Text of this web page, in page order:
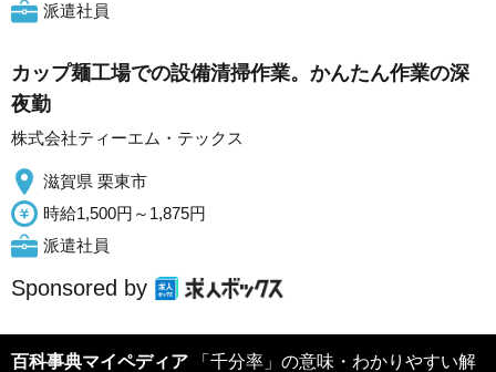
派遣社員
カップ麺工場での設備清掃作業。かんたん作業の深
夜勤
株式会社ティーエム・テックス
滋賀県 栗東市
時給1,500円～1,875円
派遣社員
Sponsored by
百科事典マイペディア 「千分率」の意味・わかりやすい解